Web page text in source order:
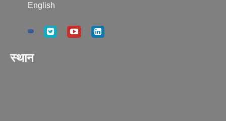
English
स्थान